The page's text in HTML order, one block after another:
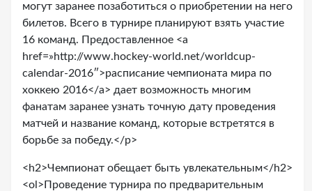
могут заранее позаботиться о приобретении на него
билетов. Всего в турнире планируют взять участие
16 команд. Предоставленное <a
href=»http://www.hockey-world.net/worldcup-
calendar-2016″>расписание чемпионата мира по
хоккею 2016</a> дает возможность многим
фанатам заранее узнать точную дату проведения
матчей и название команд, которые встретятся в
борьбе за победу.</p>
<h2>Чемпионат обещает быть увлекательным</h2>
<ol>Проведение турнира по предварительным